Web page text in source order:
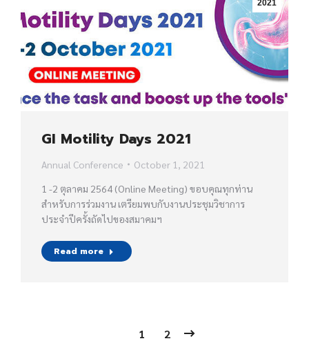
2021
GI Motility Days 2021
Annual Conference
October 1, 2021
1 -2 ตุลาคม 2564 (Online Meeting) ขอบคุณทุกท่าน
สำหรับการร่วมงาน เตรียมพบกับงานประชุมวิชาการ
ประจำปีครั้งถัดไปของสมาคมฯ
Read more
1 2